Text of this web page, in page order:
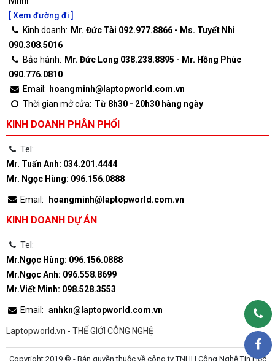
[ Xem đường đi ]
Kinh doanh: Mr. Đức Tài 092.977.8866 - Ms. Tuyết Nhi
090.308.5016
Bảo hành: Mr. Đức Long 038.238.8895 - Mr. Hồng Phúc
090.776.0810
Email: hoangminh@laptopworld.com.vn
Thời gian mở cửa: Từ 8h30 - 20h30 hàng ngày
KINH DOANH PHÂN PHỐI
Tel:
Mr. Tuấn Anh: 034.201.4444
Mr. Ngọc Hùng: 096.156.0888
Email: hoangminh@laptopworld.com.vn
KINH DOANH DỰ ÁN
Tel:
Mr.Ngọc Hùng: 096.156.0888
Mr.Ngọc Anh: 096.558.8699
Mr.Viết Minh: 098.528.3553
Email: anhkn@laptopworld.com.vn
Laptopworld.vn - THẾ GIỚI CÔNG NGHỆ
Copyright 2019 © - Bản quyền thuộc về công ty TNHH Công Nghệ Tin Học